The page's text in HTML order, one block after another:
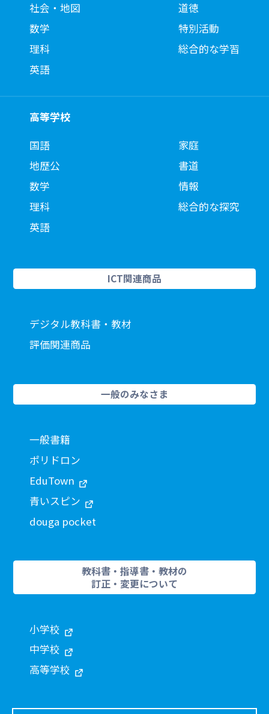
社会・地図
数学
理科
英語
道徳
特別活動
総合的な学習
高等学校
国語
地歴公
数学
理科
英語
家庭
書道
情報
総合的な探究
ICT関連商品
デジタル教科書・教材
評価関連商品
一般のみなさま
一般書籍
ポリドロン
EduTown
青いスピン
douga pocket
教科書・指導書・教材の
訂正・変更について
小学校
中学校
高等学校